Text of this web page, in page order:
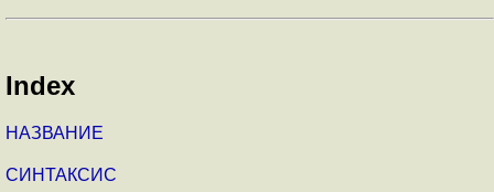
Index
НАЗВАНИЕ
СИНТАКСИС